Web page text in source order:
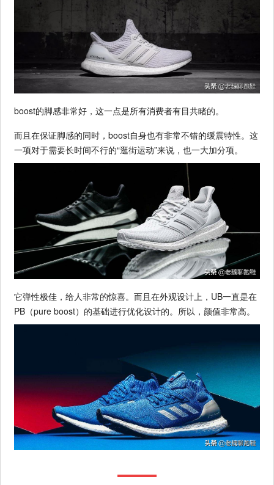
boost的脚感非常好，这一点是所有消费者有目共睹的。
而且在保证脚感的同时，boost自身也有非常不错的缓震特性。这
一项对于需要长时间不行的“逛街运动”来说，也一大加分项。
它弹性极佳，给人非常的惊喜。而且在外观设计上，UB一直是在
PB（pure boost）的基础进行优化设计的。所以，颜值非常高。